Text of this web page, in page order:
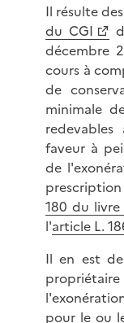
Il résulte
du CGI
décembre
cours à
de
minimale
faveur à
de
180 du livre
l'article L.
Il en est
pour le ou